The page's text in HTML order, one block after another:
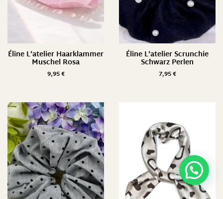
Éline L’atelier Haarklammer
Muschel Rosa
9,95€
Éline L’atelier Scrunchie
Schwarz Perlen
7,95€